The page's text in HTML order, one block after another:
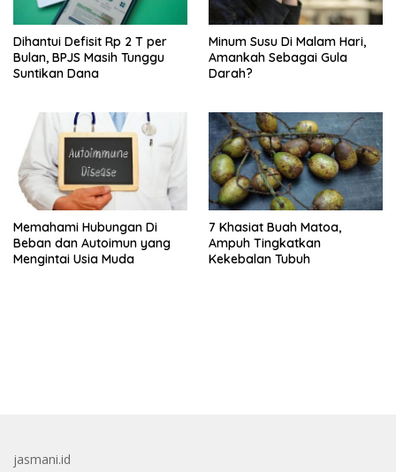
Dihantui Defisit Rp 2 T per
Bulan, BPJS Masih Tunggu
Suntikan Dana
Minum Susu Di Malam Hari,
Amankah Sebagai Gula
Darah?
Memahami Hubungan Di
Beban dan Autoimun yang
Mengintai Usia Muda
7 Khasiat Buah Matoa,
Ampuh Tingkatkan
Kekebalan Tubuh
jasmani.id